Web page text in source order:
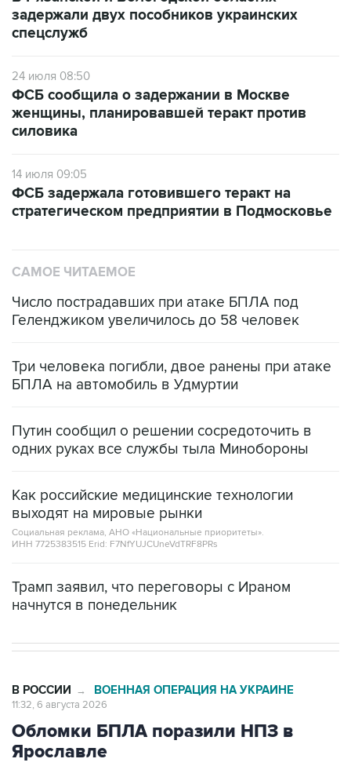
задержали двух пособников украинских
спецслужб
24 июля 08:50
ФСБ сообщила о задержании в Москве
женщины, планировавшей теракт против
силовика
14 июля 09:05
ФСБ задержала готовившего теракт на
стратегическом предприятии в Подмосковье
САМОЕ ЧИТАЕМОЕ
Число пострадавших при атаке БПЛА под
Геленджиком увеличилось до 58 человек
Три человека погибли, двое ранены при атаке
БПЛА на автомобиль в Удмуртии
Путин сообщил о решении сосредоточить в
одних руках все службы тыла Минобороны
Как российские медицинские технологии
выходят на мировые рынки
Социальная реклама, АНО «Национальные приоритеты».
ИНН 7725383515 Erid: F7NfYUJCUneVdTRF8PRs
Трамп заявил, что переговоры с Ираном
начнутся в понедельник
В РОССИИ → ВОЕННАЯ ОПЕРАЦИЯ НА УКРАИНЕ
11:32, 6 августа 2026
Обломки БПЛА поразили НПЗ в
Ярославле